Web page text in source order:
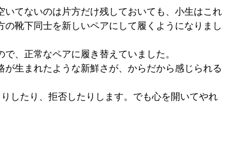
てないのは片方だけ残しておいても、小生はこれ
靴下同士を新しいペアにして履くようになりまし
、正常なペアに履き替えていました。
生まれたような新鮮さが、からだから感じられる
したり、拒否したりします。でも心を開いてやれ